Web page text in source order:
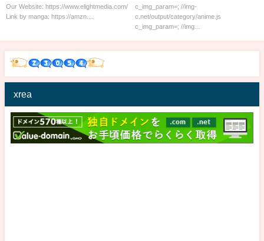
ジャーズ
Our Website: https://www.elightmedia.com/
Link by manga: https://amzn....
c_img_param=; //img-
c.net/output/category/anime.js
c_img_param=; //img...
xrea